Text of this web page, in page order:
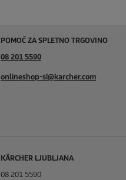
POMOČ ZA SPLETNO TRGOVINO
08 201 5590
onlineshop-si@karcher.com
KÄRCHER LJUBLJANA
08 201 5590